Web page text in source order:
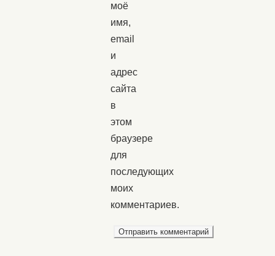
моё
имя,
email
и
адрес
сайта
в
этом
браузере
для
последующих
моих
комментариев.